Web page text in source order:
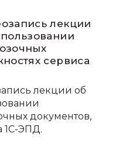
лекции
сервиса
лекции об
документов,
1С-ЭПД.